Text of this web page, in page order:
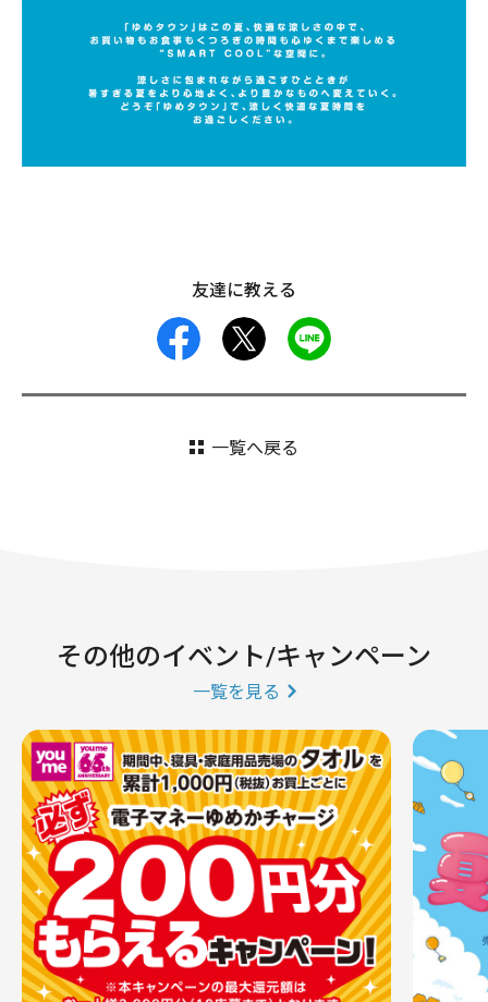
友達に教える
facebook
一覧へ戻る
その他のイベント/キャンペーン
一覧を見る